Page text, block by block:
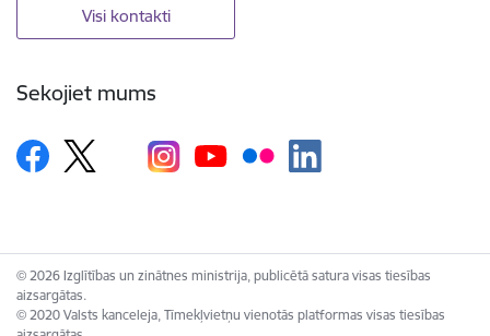
Visi kontakti
Sekojiet mums
© 2026 Izglītības un zinātnes ministrija, publicētā satura visas tiesības
aizsargātas.
© 2020 Valsts kanceleja, Tīmekļvietņu vienotās platformas visas tiesības